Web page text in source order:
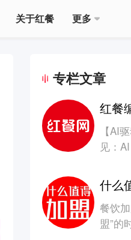
关于红餐 更多
专栏文章
红餐
【AI
见：
什么
餐饮
盟”的